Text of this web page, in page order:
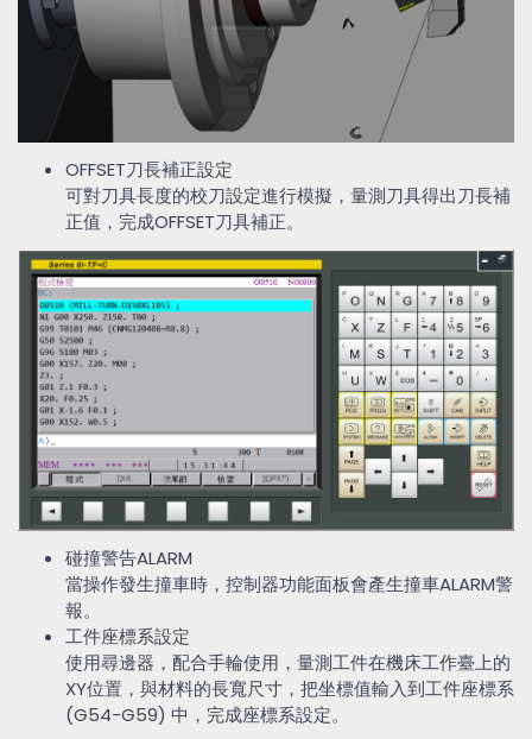
OFFSET刀長補正設定
可對刀具長度的校刀設定進行模擬，量測刀具得出刀長補
正值，完成OFFSET刀具補正。
碰撞警告ALARM
當操作發生撞車時，控制器功能面板會產生撞車ALARM警
報。
工件座標系設定
使用尋邊器，配合手輪使用，量測工件在機床工作臺上的
XY位置，與材料的長寬尺寸，把坐標值輸入到工件座標系
(G54-G59) 中，完成座標系設定。